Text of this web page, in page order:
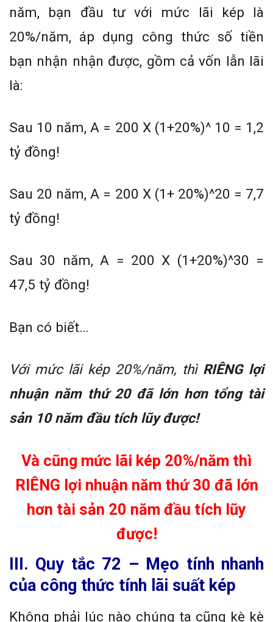
năm, bạn đầu tư với mức lãi kép là
20%/năm, áp dụng công thức số tiền
bạn nhận nhận được, gồm cả vốn lẫn lãi
là:
Sau 10 năm, A = 200 X (1+20%)^ 10 = 1,2
tỷ đồng!
Sau 20 năm, A = 200 X (1+ 20%)^20 = 7,7
tỷ đồng!
Sau 30 năm, A = 200 X (1+20%)^30 =
47,5 tỷ đồng!
Bạn có biết…
Với mức lãi kép 20%/năm, thì RIÊNG lợi
nhuận năm thứ 20 đã lớn hơn tổng tài
sản 10 năm đầu tích lũy được!
Và cũng mức lãi kép 20%/năm thì
RIÊNG lợi nhuận năm thứ 30 đã lớn
hơn tài sản 20 năm đầu tích lũy
được!
III. Quy tắc 72 – Mẹo tính nhanh
của công thức tính lãi suất kép
Không phải lúc nào chúng ta cũng kè kè